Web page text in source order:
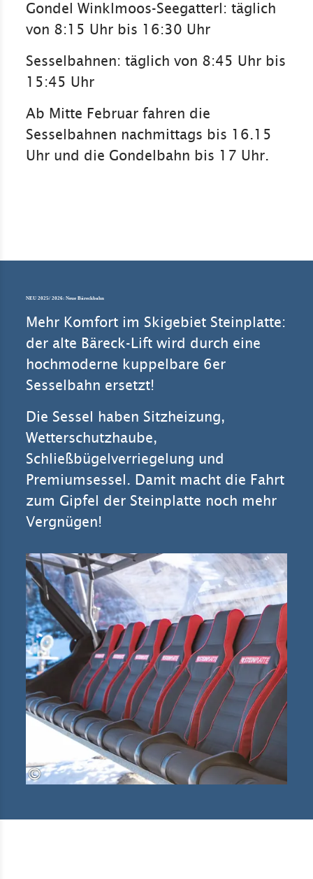
Gondel Winklmoos-Seegatterl: täglich
von 8:15 Uhr bis 16:30 Uhr
Sesselbahnen: täglich von 8:45 Uhr bis
15:45 Uhr
Ab Mitte Februar fahren die
Sesselbahnen nachmittags bis 16.15
Uhr und die Gondelbahn bis 17 Uhr.
NEU 2025/ 2026: Neue Bäreckbahn
Mehr Komfort im Skigebiet Steinplatte:
der alte Bäreck-Lift wird durch eine
hochmoderne kuppelbare 6er
Sesselbahn ersetzt!
Die Sessel haben Sitzheizung,
Wetterschutzhaube,
Schließbügelverriegelung und
Premiumsessel. Damit macht die Fahrt
zum Gipfel der Steinplatte noch mehr
Vergnügen!
©